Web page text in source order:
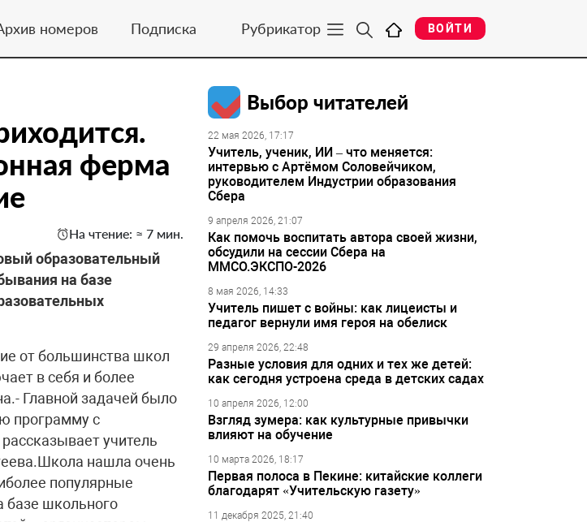
номеров Подписка Рубрикатор ВОЙТИ
ферма
На чтение: ≈ 7 мин.
образовательный
на базе
от большинства школ
в себя и более
Главной задачей было
программу с
учитель
нашла очень
популярные
базе школьного
Выбор читателей
22 мая 2026, 17:17
Учитель, ученик, ИИ – что меняется:
интервью с Артёмом Соловейчиком,
руководителем Индустрии образования
Сбера
9 апреля 2026, 21:07
Как помочь воспитать автора своей жизни,
обсудили на сессии Сбера на
ММСО.ЭКСПО-2026
8 мая 2026, 14:33
Учитель пишет с войны: как лицеисты и
педагог вернули имя героя на обелиск
29 апреля 2026, 22:48
Разные условия для одних и тех же детей:
как сегодня устроена среда в детских садах
10 апреля 2026, 12:00
Взгляд зумера: как культурные привычки
влияют на обучение
10 марта 2026, 18:17
Первая полоса в Пекине: китайские коллеги
благодарят «Учительскую газету»
11 декабря 2025, 21:40